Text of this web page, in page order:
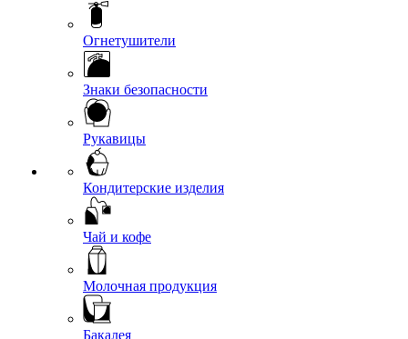
Огнетушители
Знаки безопасности
Рукавицы
Кондитерские изделия
Чай и кофе
Молочная продукция
Бакалея